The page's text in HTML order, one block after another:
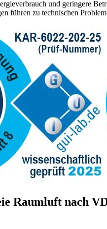
und geringere
führen zu technischen
Raumluft nach